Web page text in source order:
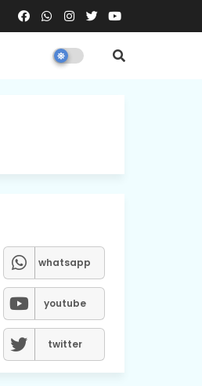
whatsapp
youtube
twitter